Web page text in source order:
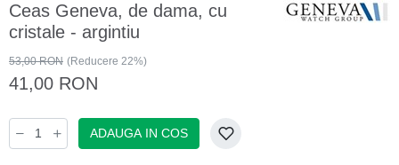
Ceas Geneva, de dama, cu
cristale - argintiu
53,00 RON (Reducere 22%)
41,00 RON
ADAUGA IN COS